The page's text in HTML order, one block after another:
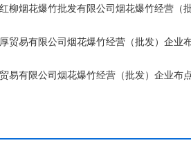
柳烟花爆竹批发有限公司烟花爆竹经营（
贸易有限公司烟花爆竹经营（批发）企业
易有限公司烟花爆竹经营（批发）企业布